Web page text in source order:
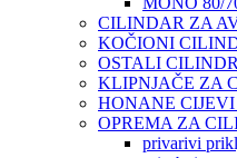
CILINDAR ZA
KOČIONI
OSTALI
KLIPNJAČE ZA
HONANE
OPREMA ZA
privarivi